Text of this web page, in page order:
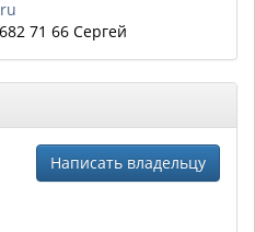
71 66 Сергей
Написать владельцу